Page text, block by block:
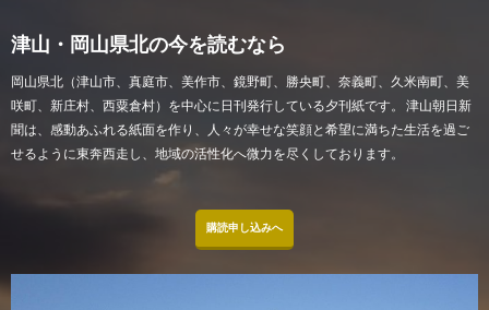
津山・岡山県北の今を読むなら
岡山県北（津山市、真庭市、美作市、鏡野町、勝央町、奈義町、久米南町、美
咲町、新庄村、西粟倉村）を中心に日刊発行している夕刊紙です。 津山朝日新
聞は、感動あふれる紙面を作り、人々が幸せな笑顔と希望に満ちた生活を過ご
せるように東奔西走し、地域の活性化へ微力を尽くしております。
購読申し込みへ